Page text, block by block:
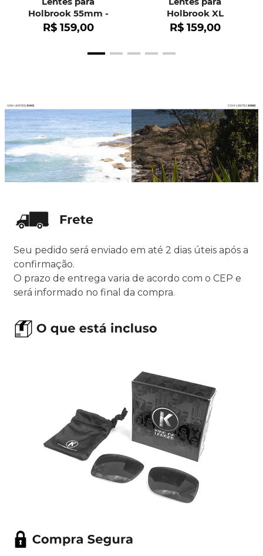
Holbrook 55mm -
OO9102
R$ 159,00
Holbrook XL
R$ 159,00
Seu pedido será enviado em até 2 dias úteis após a
confirmação.
O prazo de entrega varia de acordo com o CEP e
será informado no final da compra.